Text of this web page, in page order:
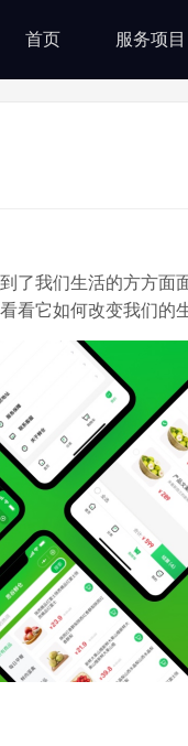
首页 服务项目
了我们生活的方方面
看它如何改变我们的